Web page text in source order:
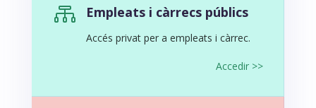
 Empleats i càrrecs públics
Accés privat per a empleats i càrrec.
Accedir >>